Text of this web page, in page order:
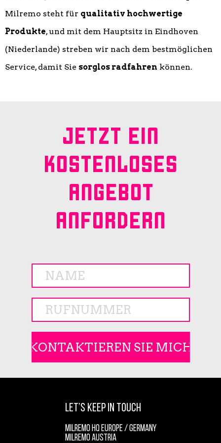
Milremo steht für qualitativ hochwertige
Produkte, und mit dem Hauptsitz in Eindhoven
(Niederlande) streben wir nach dem bestmöglichen
Service, damit Sie sorglos radfahren können.
JETZT EIN
KOSTENLOSES
ANGEBOT
ANFORDERN
LET’S KEEP IN TOUCH
MILREMO HQ EUROPE / GERMANY
MILREMO AUSTRIA